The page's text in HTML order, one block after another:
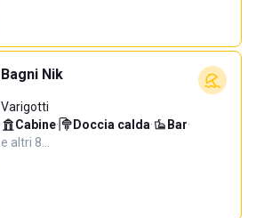
Bagni Nik
Varigotti
Cabine· Doccia calda· Bar·
e altri 8…